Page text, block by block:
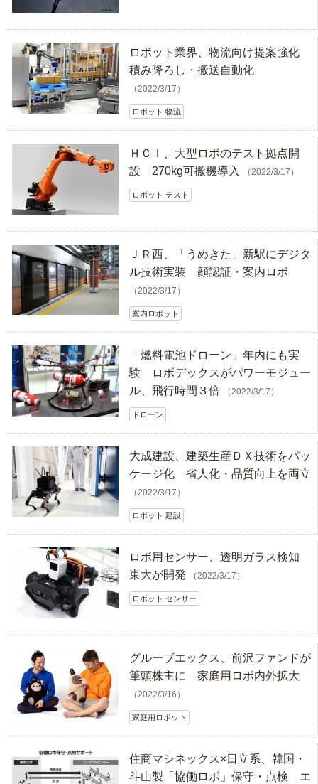
ロボット業界、物流向け提案強化
積み降ろし・搬送自動化
（2022/3/17）
ロボット 物流
ＨＣＩ、大型ロボのテスト拠点開
設 270kg可搬機導入
（2022/3/17）
ロボット テスト
ＪＲ西、「うめきた」新駅にデジタ
ル技術実装 顔認証・案内ロボ
（2022/3/17）
案内ロボット
「燃料電池ドローン」年内にも実
験 ロボデックスがパワーモジュー
ル、飛行時間３倍
（2022/3/17）
ドローン
大成建設、建築生産ＤＸ技術をパッ
ケージ化 省人化・品質向上を両立
（2022/3/17）
ロボット 建設
ロボ用センサー、透明ガラス検知
東大が開発
（2022/3/17）
ロボット センサー
グルーブエックス、前沢ファンドが
筆頭株主に 家庭用ロボ内外拡大
（2022/3/16）
家庭用ロボット
住商マシネックス×日立系、韓国・
斗山製「協働ロボ」保守・点検 エ